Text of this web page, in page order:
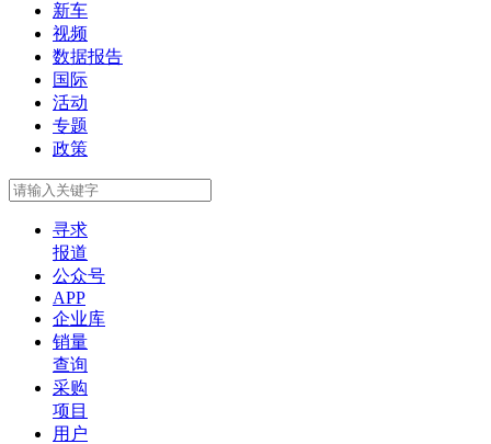
新车
视频
数据报告
国际
活动
专题
政策
寻求
报道
公众号
APP
企业库
销量
查询
采购
项目
用户